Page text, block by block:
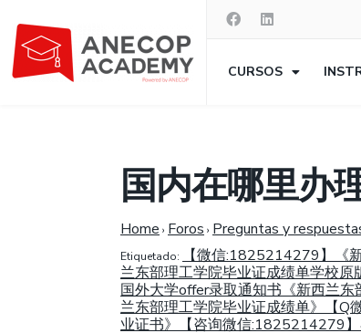
CURSOS
国内在哪里办
Home › Foros › Preguntas y
Etiquetado:
【微信:1825214279】《
兰东部理工学院毕业证成绩单学校
国外大学offer录取通知书《新西兰
兰东部理工学院毕业证成绩单》【
业证书》【咨询微信:1825214279